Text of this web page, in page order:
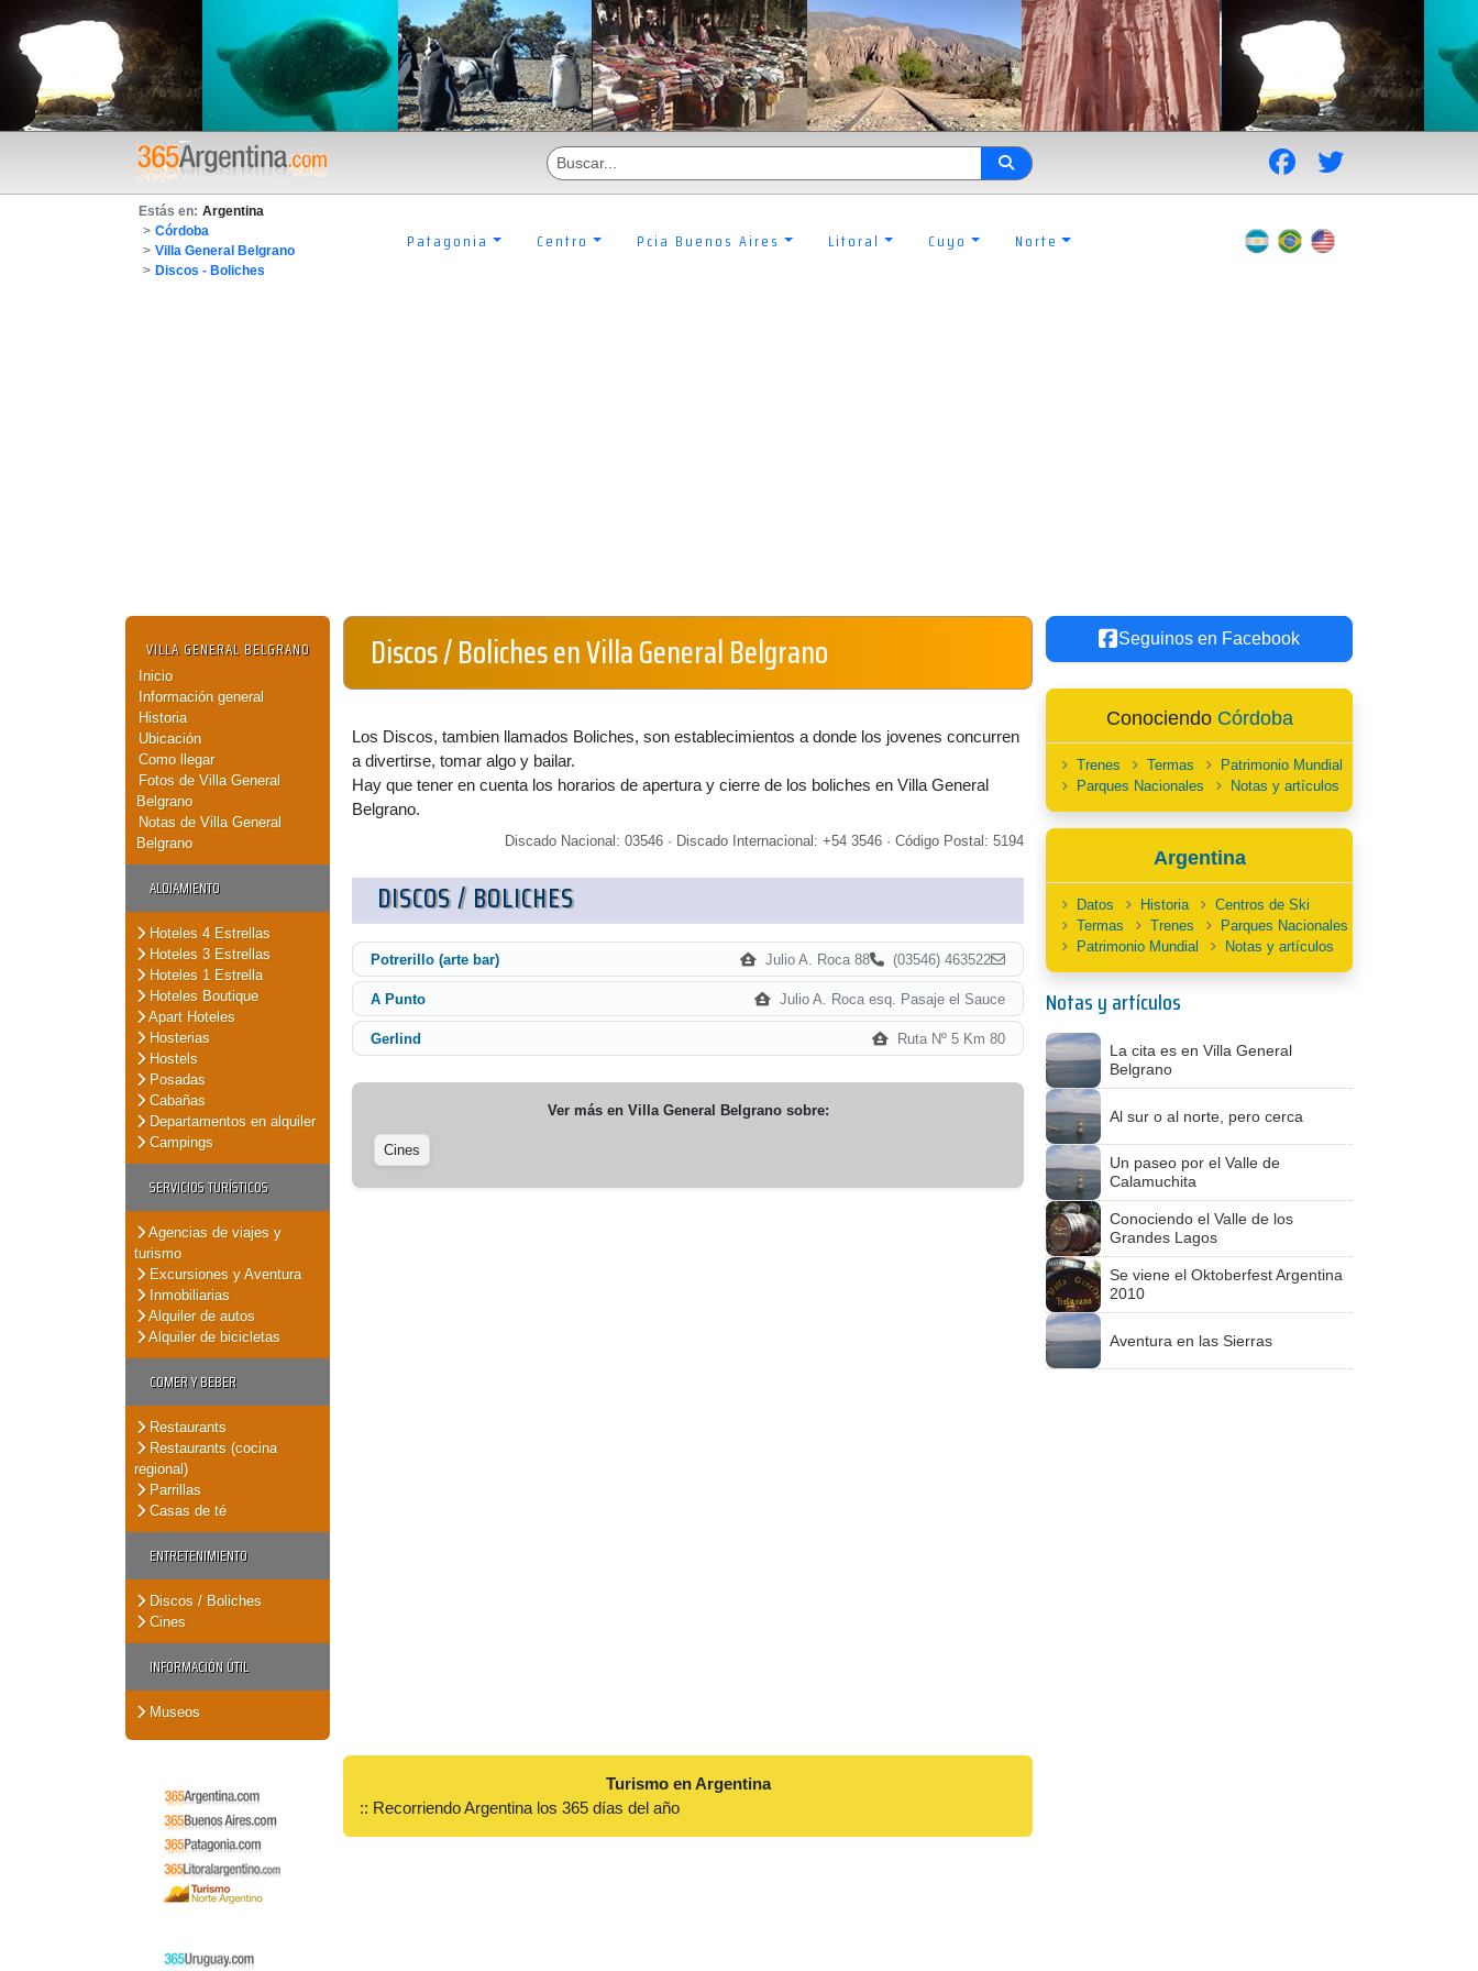
Estás en: Argentina
> Córdoba
> Villa General Belgrano
> Discos - Boliches
Patagonia Centro Pcia Buenos Aires Litoral Cuyo Norte
VILLA GENERAL BELGRANO
Inicio
Información general
Historia
Ubicación
Como llegar
Fotos de Villa General
Belgrano
Notas de Villa General
Belgrano
ALOJAMIENTO
Hoteles 4 Estrellas
Hoteles 3 Estrellas
Hoteles 1 Estrella
Hoteles Boutique
Apart Hoteles
Hosterias
Hostels
Posadas
Cabañas
Departamentos en alquiler
Campings
SERVICIOS TURÍSTICOS
Agencias de viajes y
turismo
Excursiones y Aventura
Inmobiliarias
Alquiler de autos
Alquiler de bicicletas
COMER Y BEBER
Restaurants
Restaurants (cocina
regional)
Parrillas
Casas de té
ENTRETENIMIENTO
Discos / Boliches
Cines
INFORMACIÓN ÚTIL
Museos
Discos / Boliches en Villa General Belgrano
Los Discos, tambien llamados Boliches, son establecimientos a donde los jovenes concurren
a divertirse, tomar algo y bailar.
Hay que tener en cuenta los horarios de apertura y cierre de los boliches en Villa General
Belgrano.
Discado Nacional: 03546 · Discado Internacional: +54 3546 · Código Postal: 5194
DISCOS / BOLICHES
Potrerillo (arte bar) Julio A. Roca 88 (03546) 463522
A Punto Julio A. Roca esq. Pasaje el Sauce
Gerlind Ruta Nº 5 Km 80
Ver más en Villa General Belgranosobre:
Cines
Turismo en Argentina
:: Recorriendo Argentina los 365 días del año
Seguinos en Facebook
Conociendo Córdoba
Trenes Termas
Patrimonio Mundial
Parques Nacionales
Notas y artículos
Argentina
Datos Historia
Centros de Ski
Termas
Trenes
Parques Nacionales
Patrimonio Mundial
Notas y artículos
Notas y artículos
La cita es en Villa General
Belgrano
Al sur o al norte, pero cerca
Un paseo por el Valle de
Calamuchita
Conociendo el Valle de los
Grandes Lagos
Se viene el Oktoberfest Argentina
2010
Aventura en las Sierras